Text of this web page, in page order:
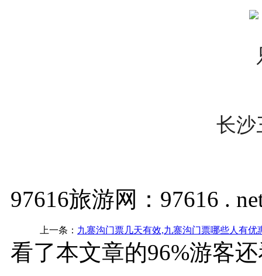
长
97616旅游网：97616 .
上一条： 九寨沟门票几天有效,九寨沟门票哪些人有优
看了本文章的96%游客